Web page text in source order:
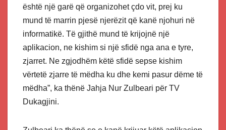
është një garë që organizohet çdo vit, prej ku
mund të marrin pjesë njerëzit që kanë njohuri në
informatikë. Të gjithë mund të krijojnë një
aplikacion, ne kishim si një sfidë nga ana e tyre,
zjarret. Ne zgjodhëm këtë sfidë sepse kishim
vërtetë zjarre të mëdha ku dhe kemi pasur dëme të
mëdha”, ka thënë Jahja Nur Zulbeari për TV
Dukagjini.